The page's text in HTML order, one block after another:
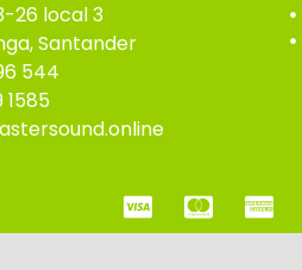
26 local 3
Santander
544
1585